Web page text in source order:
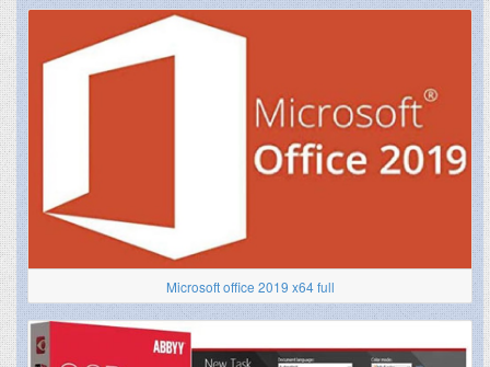
Microsoft office 2019 x64 full